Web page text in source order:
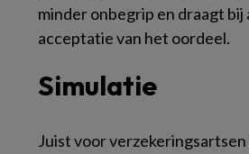
minder onbegrip en draagt bij
acceptatie van het oordeel.
Simulatie
Juist voor